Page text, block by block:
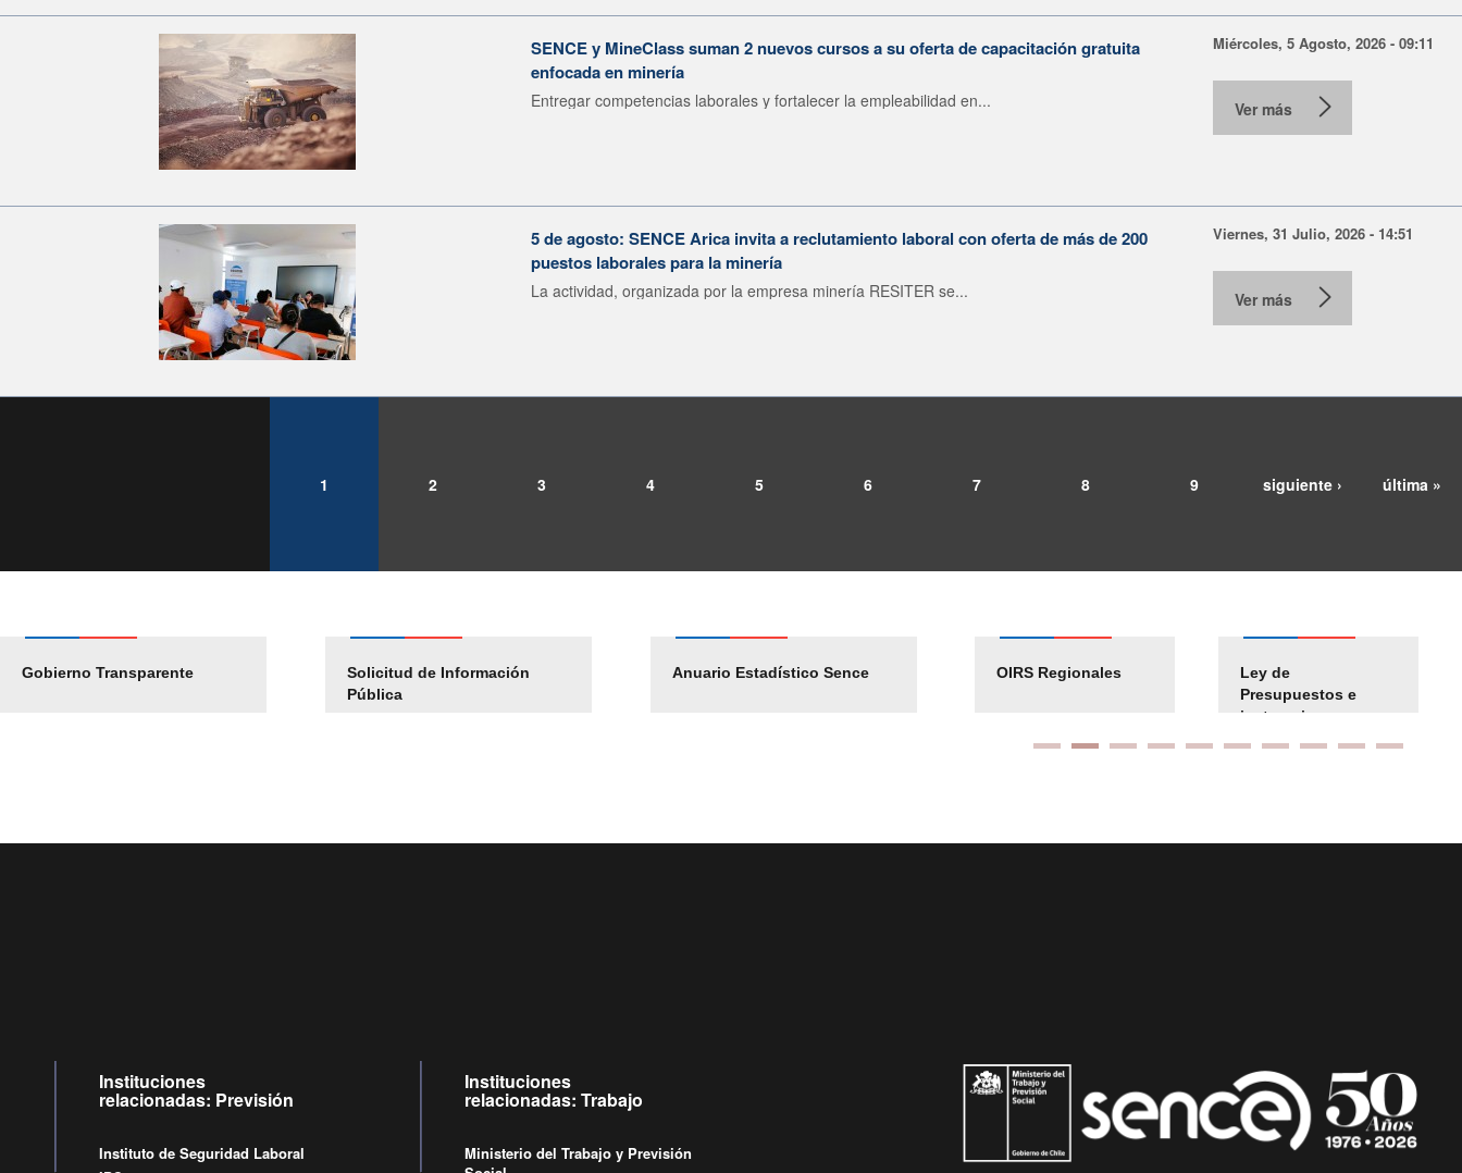
SENCE y MineClass suman 2 nuevos cursos a su oferta de capacitación gratuita
enfocada en minería
Entregar competencias laborales y fortalecer la empleabilidad en...
Miércoles, 5 Agosto, 2026 - 09:11
Ver más
5 de agosto: SENCE Arica invita a reclutamiento laboral con oferta de más de 200
puestos laborales para la minería
La actividad, organizada por la empresa minería RESITER se...
Viernes, 31 Julio, 2026 - 14:51
Ver más
1 2 3 4 5 6 7 8 9 siguiente › última »
Gobierno Transparente
Solicitud de Información
Pública
Anuario Estadístico Sence
Pago Proveedores
Empleos Públicos
Solicitud Audiencias
OIRS Regionales
Ley de
Presupuestos e
instrucciones
Instituciones
relacionadas: Previsión
Instituto de Seguridad Laboral
Instituciones
relacionadas: Trabajo
Ministerio del Trabajo y Previsión